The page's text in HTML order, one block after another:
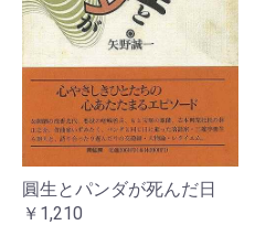
圓生とパンダが死んだ日
￥1,210